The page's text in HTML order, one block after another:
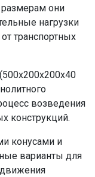
размерам они
нагрузки
транспортных
возведения
конструкций.
конусами и
варианты для